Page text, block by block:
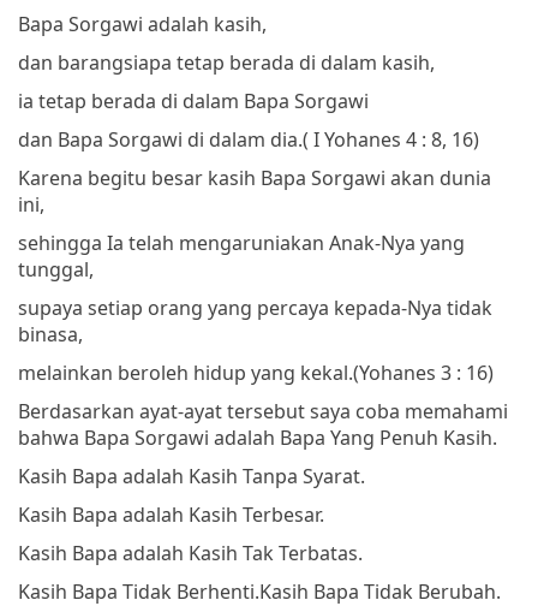
Bapa Sorgawi adalah kasih,
dan barangsiapa tetap berada di dalam kasih,
ia tetap berada di dalam Bapa Sorgawi
dan Bapa Sorgawi di dalam dia.( I Yohanes 4 : 8, 16)
Karena begitu besar kasih Bapa Sorgawi akan dunia
ini,
sehingga Ia telah mengaruniakan Anak-Nya yang
tunggal,
supaya setiap orang yang percaya kepada-Nya tidak
binasa,
melainkan beroleh hidup yang kekal.(Yohanes 3 : 16)
Berdasarkan ayat-ayat tersebut saya coba memahami
bahwa Bapa Sorgawi adalah Bapa Yang Penuh Kasih.
Kasih Bapa adalah Kasih Tanpa Syarat.
Kasih Bapa adalah Kasih Terbesar.
Kasih Bapa adalah Kasih Tak Terbatas.
Kasih Bapa Tidak Berhenti.Kasih Bapa Tidak Berubah.